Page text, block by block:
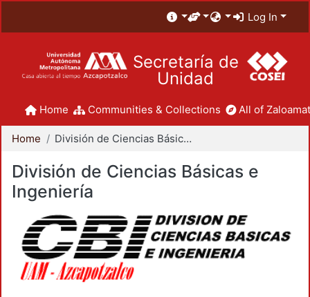
Log In
Secretaría de
Unidad
Home Communities & Collections All of
Home División de Ciencias Básicas e Ingeniería
División de Ciencias Básicas e
Ingeniería